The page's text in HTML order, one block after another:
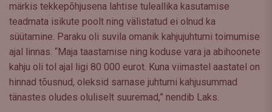
märkis tekkepõhjusena lahtise tuleallika kasutamise
teadmata isikute poolt ning välistatud ei olnud ka
süütamine. Paraku oli suvila omanik kahjujuhtumi toimumise
ajal linnas. “Maja taastamise ning koduse vara ja abihoonete
kahju oli tol ajal ligi 80 000 eurot. Kuna viimastel aastatel on
hinnad tõusnud, oleksid sarnase juhtumi kahjusummad
tänastes oludes oluliselt suuremad,” nendib Laks.